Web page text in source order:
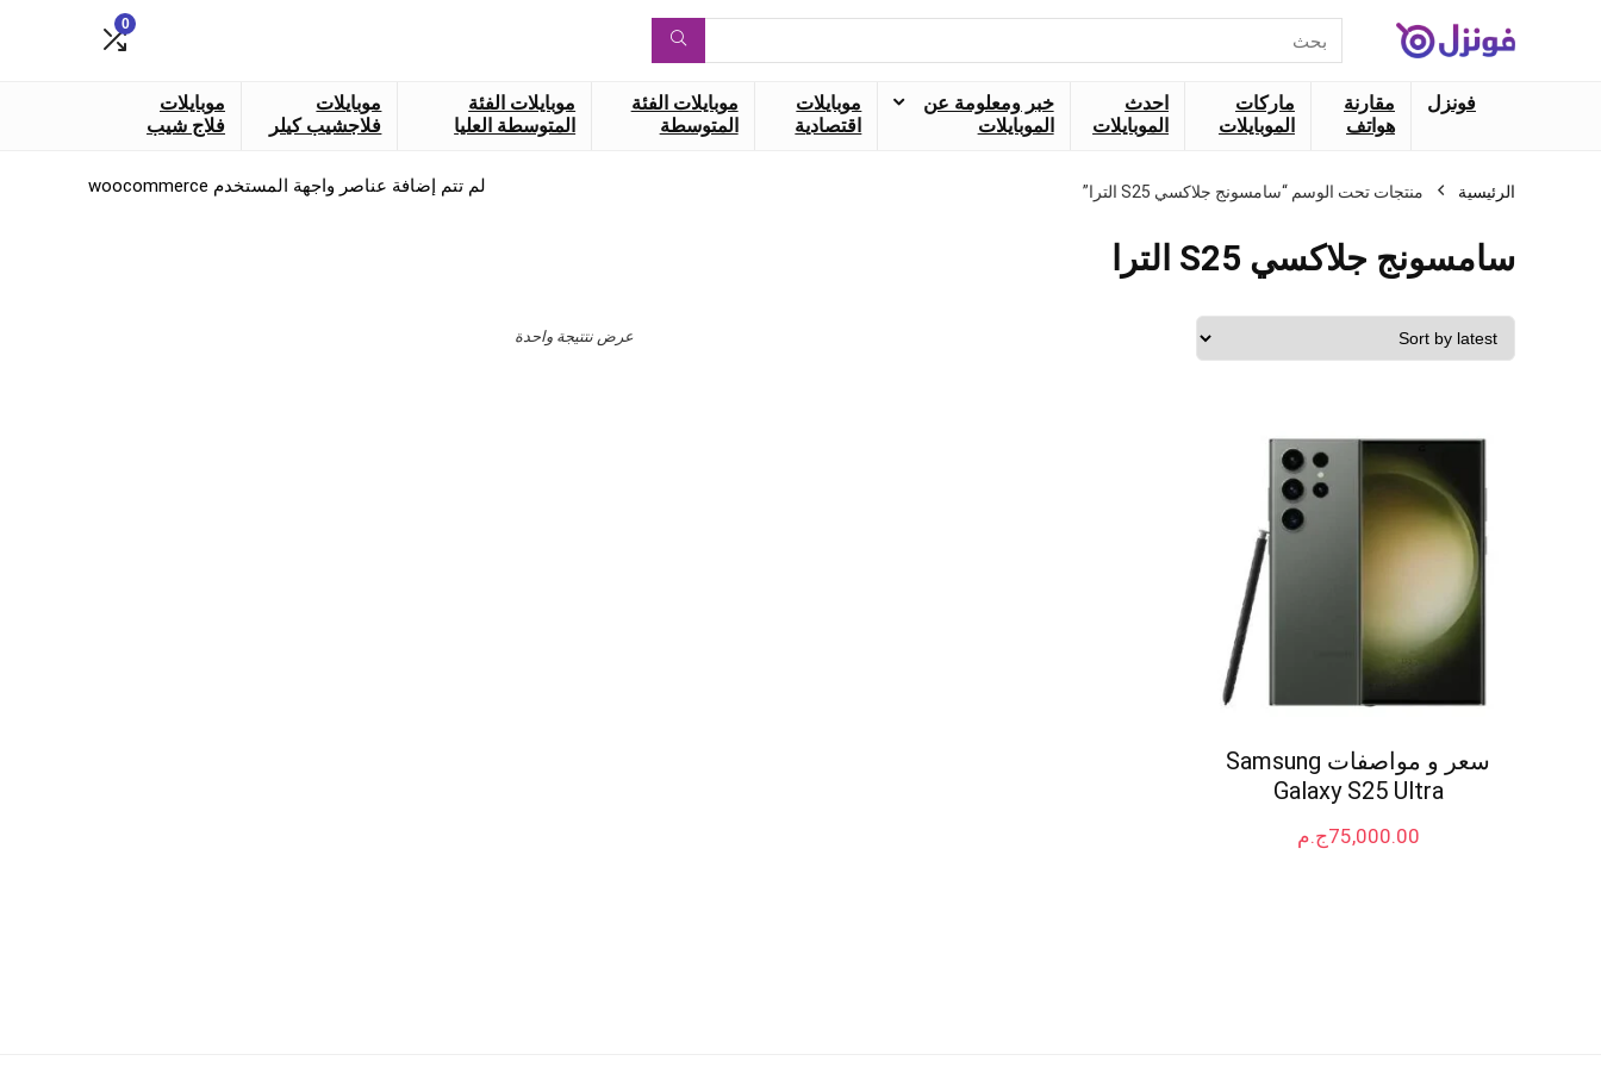
عن:
0
فونزل
مقارنة
هواتف
ماركات
الموبايلات
احدث
الموبايلات
خبر ومعلومة عن
الموبايلات
موبايلات
اقتصادية
موبايلات الفئة
المتوسطة
موبايلات الفئة
المتوسطة العليا
موبايلات
فلاجشيب كيلر
موبايلات
فلاج شيب
الرئيسية منتجات تحت الوسم “سامسونج جلاكسي S25 الترا”
سامسونج جلاكسي S25 الترا
عرض نتتيجة واحدة
سعر و مواصفات Samsung
Galaxy S25 Ultra
ج.م75,000.00
لم تتم إضافة عناصر واجهة المستخدم woocommerce